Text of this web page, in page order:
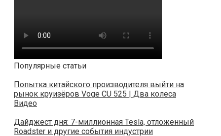
Популярные статьи
Попытка китайского производителя выйти на
рынок круизёров Voge CU 525 | Два колеса
Видео
Дайджест дня: 7-миллионная Tesla, отложенный
Roadster и другие события индустрии